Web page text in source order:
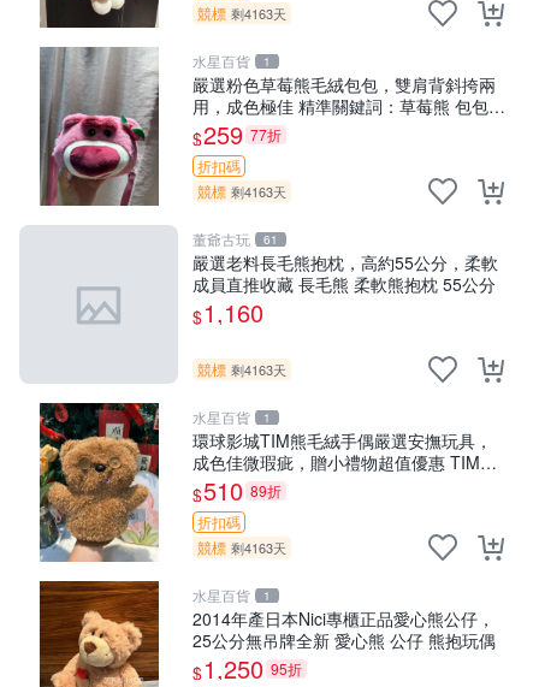
競標 剩4163天
水星百貨 1
嚴選粉色草莓熊毛絨包包，雙肩背斜挎兩
用，成色極佳 精準關鍵詞：草莓熊 包包
毛絨
$259 77折
折扣碼
競標 剩4163天
董爺古玩 61
嚴選老料長毛熊抱枕，高約55公分，柔軟
成員直推收藏 長毛熊 柔軟熊抱枕 55公分
$1,160
競標 剩4163天
水星百貨 1
環球影城TIM熊毛絨手偶嚴選安撫玩具，
成色佳微瑕疵，贈小禮物超值優惠 TIM熊
毛絨手偶 安撫 toy 嚴選
$510 89折
折扣碼
競標 剩4163天
水星百貨 1
2014年產日本Nici專櫃正品愛心熊公仔，
25公分無吊牌全新 愛心熊 公仔 熊抱玩偶
$1,250 95折